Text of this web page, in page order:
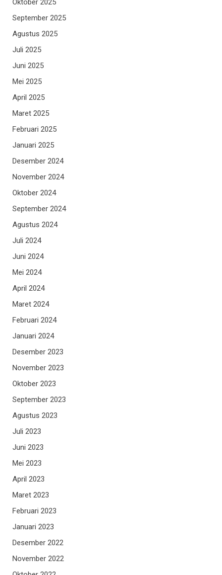
Oktober 2025
September 2025
Agustus 2025
Juli 2025
Juni 2025
Mei 2025
April 2025
Maret 2025
Februari 2025
Januari 2025
Desember 2024
November 2024
Oktober 2024
September 2024
Agustus 2024
Juli 2024
Juni 2024
Mei 2024
April 2024
Maret 2024
Februari 2024
Januari 2024
Desember 2023
November 2023
Oktober 2023
September 2023
Agustus 2023
Juli 2023
Juni 2023
Mei 2023
April 2023
Maret 2023
Februari 2023
Januari 2023
Desember 2022
November 2022